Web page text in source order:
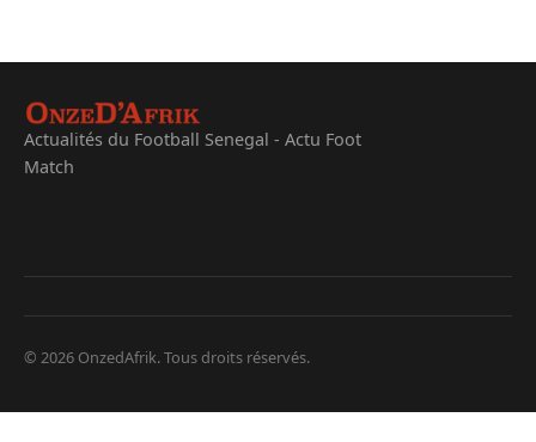
Actualités du Football Senegal - Actu Foot
Match
© 2026 OnzedAfrik. Tous droits réservés.